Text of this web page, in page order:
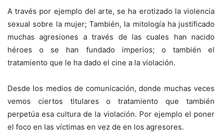
A través por ejemplo del arte, se ha erotizado la violencia
sexual sobre la mujer; También, la mitología ha justificado
muchas agresiones a través de las cuales han nacido
héroes o se han fundado imperios; o también el
tratamiento que le ha dado el cine a la violación.
Desde los medios de comunicación, donde muchas veces
vemos ciertos titulares o tratamiento que también
perpetúa esa cultura de la violación. Por ejemplo el poner
el foco en las víctimas en vez de en los agresores.